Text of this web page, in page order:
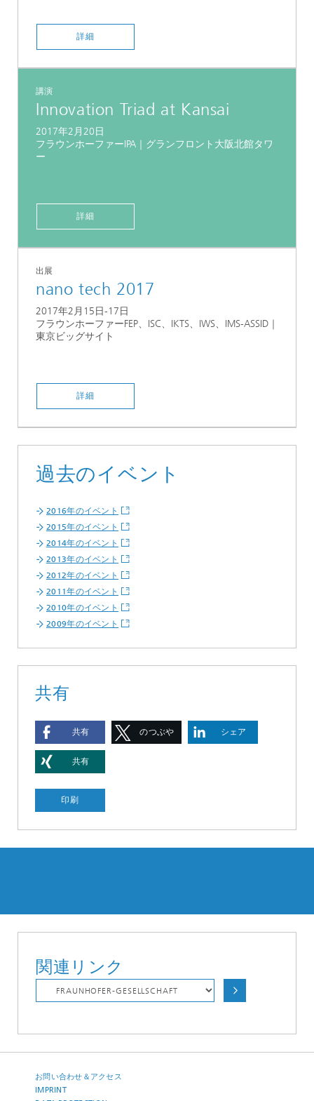
詳細
講演
Innovation Triad at Kansai
2017年2月20日
フラウンホーファーIPA｜グランフロント大阪北館タワ
ー
詳細
出展
nano tech 2017
2017年2月15日-17日
フラウンホーファーFEP、ISC、IKTS、IWS、IMS-ASSID｜
東京ビッグサイト
詳細
過去のイベント
2016年のイベント
2015年のイベント
2014年のイベント
2013年のイベント
2012年のイベント
2011年のイベント
2010年のイベント
2009年のイベント
共有
共有 のつぶや シェア
共有
印刷
関連リンク
お問い合わせ＆アクセス
IMPRINT